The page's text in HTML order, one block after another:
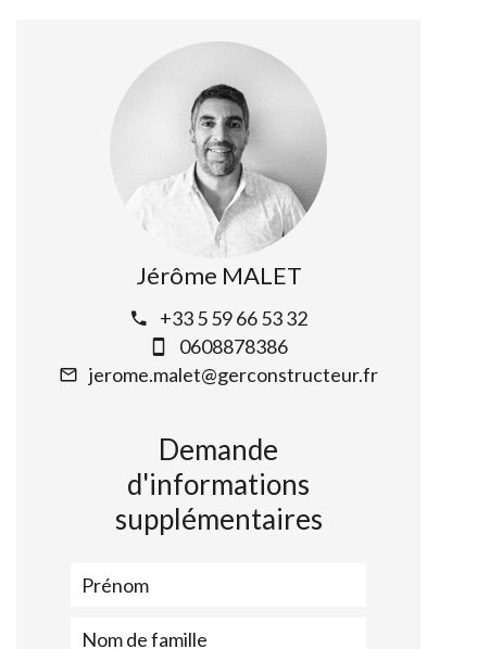
Jérôme MALET
+33 5 59 66 53 32
0608878386
jerome.malet@gerconstructeur.fr
Demande
d'informations
supplémentaires